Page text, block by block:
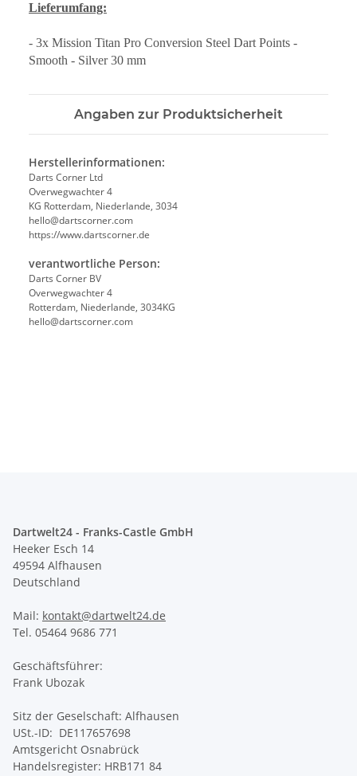
Lieferumfang:
- 3x Mission Titan Pro Conversion Steel Dart Points -
Smooth - Silver 30 mm
Angaben zur Produktsicherheit
Herstellerinformationen:
Darts Corner Ltd
Overwegwachter 4
KG Rotterdam, Niederlande, 3034
hello@dartscorner.com
https://www.dartscorner.de
verantwortliche Person:
Darts Corner BV
Overwegwachter 4
Rotterdam, Niederlande, 3034KG
hello@dartscorner.com
Dartwelt24 - Franks-Castle GmbH
Heeker Esch 14
49594 Alfhausen
Deutschland
Mail: kontakt@dartwelt24.de
Tel. 05464 9686 771
Geschäftsführer:
Frank Ubozak
Sitz der Geselschaft: Alfhausen
USt.-ID: DE117657698
Amtsgericht Osnabrück
Handelsregister: HRB171 84